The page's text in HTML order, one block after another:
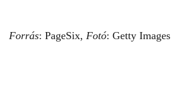
Forrás: PageSix, Fotó: Getty Images